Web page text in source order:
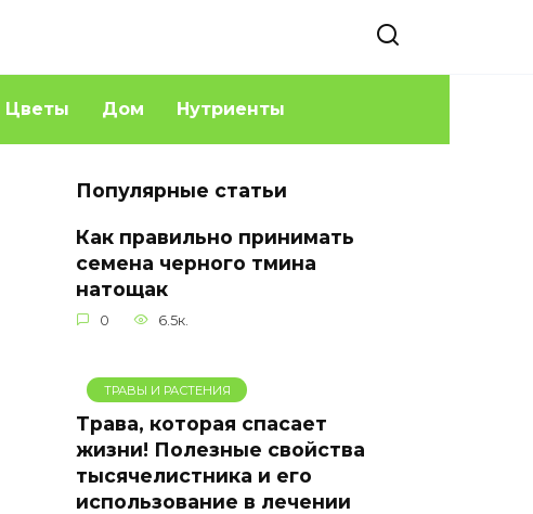
Цветы Дом Нутриенты
Популярные статьи
Как правильно принимать
семена черного тмина
натощак
0 6.5к.
ТРАВЫ И РАСТЕНИЯ
Трава, которая спасает
жизни! Полезные свойства
тысячелистника и его
использование в лечении